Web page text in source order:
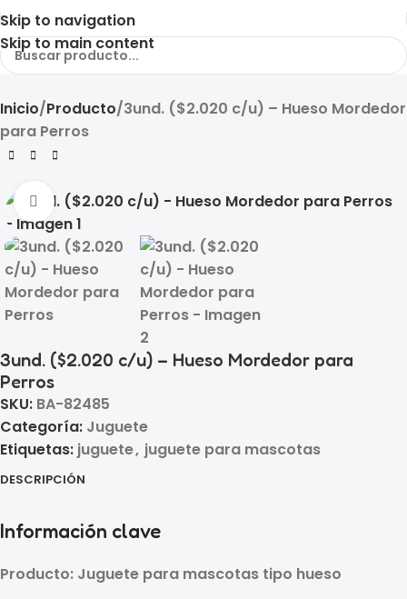
Skip to navigation
Skip to main content
Inicio Producto 3und. ($2.020 c/u) – Hueso Mordedor
para Perros
Click to enlarge
3und. ($2.020 c/u) – Hueso Mordedor para
Perros
SKU: BA-82485
Categoría: Juguete
Etiquetas: juguete, juguete para mascotas
DESCRIPCIÓN
Información clave
Producto: Juguete para mascotas tipo hueso